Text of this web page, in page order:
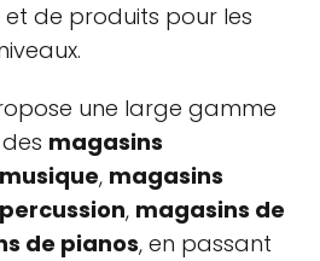
de produits pour les
une large gamme
magasins
, magasins
, magasins de
de pianos, en passant